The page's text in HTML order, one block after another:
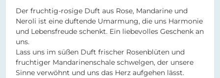
Der fruchtig-rosige Duft aus Rose, Mandarine und
Neroli ist eine duftende Umarmung, die uns Harmonie
und Lebensfreude schenkt. Ein liebevolles Geschenk an
uns.
Lass uns im süßen Duft frischer Rosenblüten und
fruchtiger Mandarinenschale schwelgen, der unsere
Sinne verwöhnt und uns das Herz aufgehen lässt.